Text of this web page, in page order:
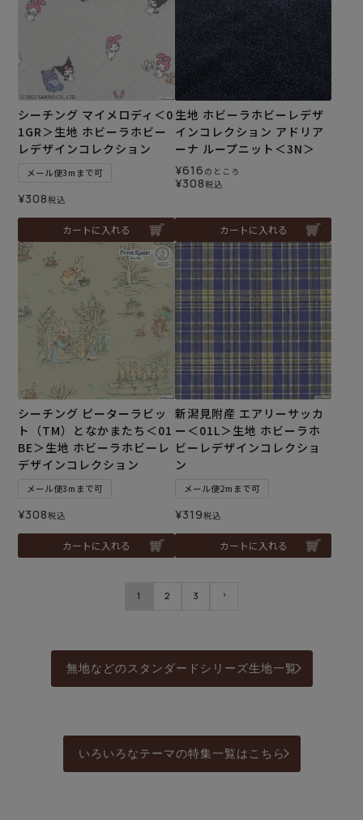
シーチング マイメロディ＜0
1GR＞生地 ホビーラホビー
レデザインコレクション
メール便3mまで可
¥308税込
カートに入れる
生地 ホビーラホビーレデザ
インコレクション アドリア
ーナ ループニット＜3N＞
¥616 のところ
¥308税込
カートに入れる
シーチング ピーターラビッ
ト（TM）となかまたち＜01
BE＞生地 ホビーラホビーレ
デザインコレクション
メール便3mまで可
¥308税込
カートに入れる
新潟見附産 エアリーサッカ
ー＜01L＞生地 ホビーラホ
ビーレデザインコレクショ
ン
メール便2mまで可
¥319税込
カートに入れる
1 2 3
無地などのスタンダードシリーズ生地一覧
いろいろなテーマの特集一覧はこちら